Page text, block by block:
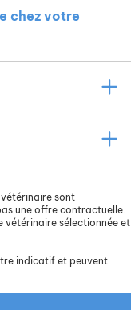
chez votre
vétérinaire sont
une offre contractuelle.
vétérinaire sélectionnée et
indicatif et peuvent